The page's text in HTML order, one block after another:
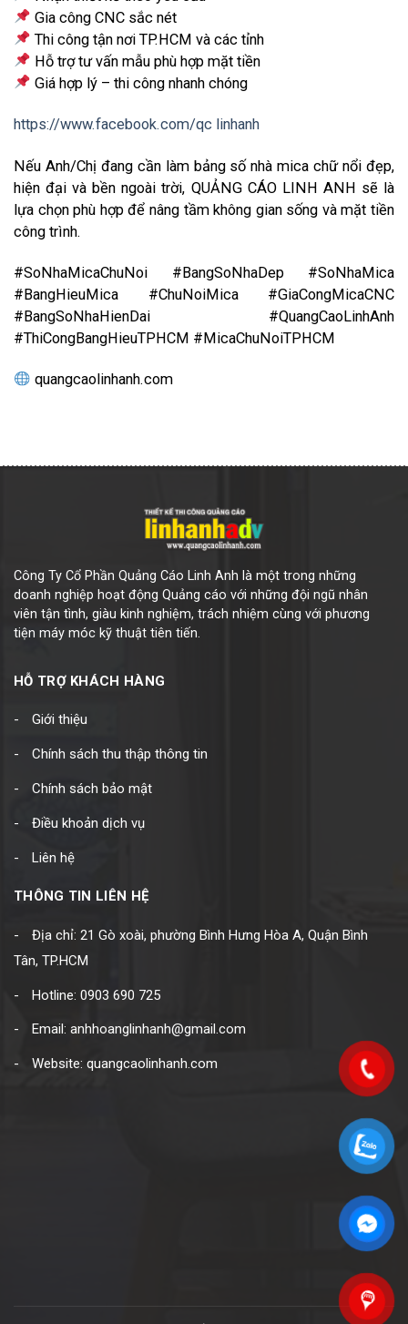
Gia công CNC sắc nét
Thi công tận nơi TP.HCM và các tỉnh
Hỗ trợ tư vấn mẫu phù hợp mặt tiền
Giá hợp lý – thi công nhanh chóng
https://www.facebook.com/qc linhanh
Nếu Anh/Chị đang cần làm bảng số nhà mica chữ nổi đẹp,
hiện đại và bền ngoài trời, QUẢNG CÁO LINH ANH sẽ là
lựa chọn phù hợp để nâng tầm không gian sống và mặt tiền
công trình.
#SoNhaMicaChuNoi #BangSoNhaDep #SoNhaMica
#BangHieuMica #ChuNoiMica #GiaCongMicaCNC
#BangSoNhaHienDai #QuangCaoLinhAnh
#ThiCongBangHieuTPHCM #MicaChuNoiTPHCM
quangcaolinhanh.com
Công Ty Cổ Phần Quảng Cáo Linh Anh là một trong những
doanh nghiệp hoạt động Quảng cáo với những đội ngũ nhân
viên tận tình, giàu kinh nghiệm, trách nhiệm cùng với phương
tiện máy móc kỹ thuật tiên tiến.
HỖ TRỢ KHÁCH HÀNG
Giới thiệu
Chính sách thu thập thông tin
Chính sách bảo mật
Điều khoản dịch vụ
Liên hệ
THÔNG TIN LIÊN HỆ
Địa chỉ: 21 Gò xoài, phường Bình Hưng Hòa A, Quận Bình
Tân, TP.HCM
Hotline: 0903 690 725
Email: anhhoanglinhanh@gmail.com
Website: quangcaolinhanh.com